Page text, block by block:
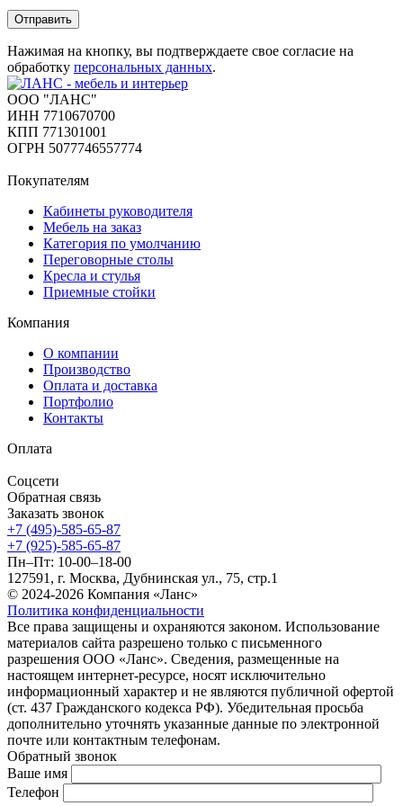
Отправить
Нажимая на кнопку, вы подтверждаете свое согласие на
обработку персональных данных.
ООО "ЛАНС"
ИНН 7710670700
КПП 771301001
ОГРН 5077746557774
Покупателям
Кабинеты руководителя
Мебель на заказ
Категория по умолчанию
Переговорные столы
Кресла и стулья
Приемные стойки
Компания
О компании
Производство
Оплата и доставка
Портфолио
Контакты
Оплата
Соцсети
Обратная связь
Заказать звонок
+7 (495)-585-65-87
+7 (925)-585-65-87
Пн–Пт: 10-00–18-00
127591, г. Москва, Дубнинская ул., 75, стр.1
© 2024-2026 Компания «Ланс»
Политика конфиденциальности
Все права защищены и охраняются законом. Использование
материалов сайта разрешено только с письменного
разрешения ООО «Ланс». Сведения, размещенные на
настоящем интернет-ресурсе, носят исключительно
информационный характер и не являются публичной офертой
(ст. 437 Гражданского кодекса РФ). Убедительная просьба
дополнительно уточнять указанные данные по электронной
почте или контактным телефонам.
Обратный звонок
Ваше имя
Телефон